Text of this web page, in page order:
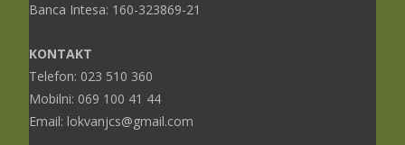
Banca Intesa: 160-323869-21
KONTAKT
Telefon: 023 510 360
Mobilni: 069 100 41 44
Email: lokvanjcs@gmail.com